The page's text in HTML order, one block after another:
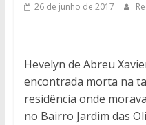
26 de junho de 2017
Hevelyn de Abreu
encontrada morta na
residência onde
no Bairro Jardim das